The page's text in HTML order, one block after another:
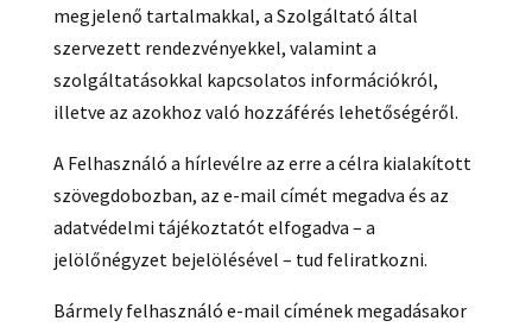
megjelenő tartalmakkal, a Szolgáltató által
szervezett rendezvényekkel, valamint a
szolgáltatásokkal kapcsolatos információkról,
illetve az azokhoz való hozzáférés lehetőségéről.
A Felhasználó a hírlevélre az erre a célra kialakított
szövegdobozban, az e-mail címét megadva és az
adatvédelmi tájékoztatót elfogadva – a
jelölőnégyzet bejelölésével – tud feliratkozni.
Bármely felhasználó e-mail címének megadásakor